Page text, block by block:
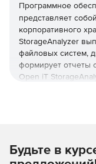
Программное
представляет
корпоративного
StorageAnalyzer
файловых систем,
формирует отчеты
Open iT
просматривать
Open iT
Будьте в